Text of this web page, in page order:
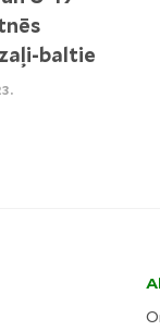
baltie